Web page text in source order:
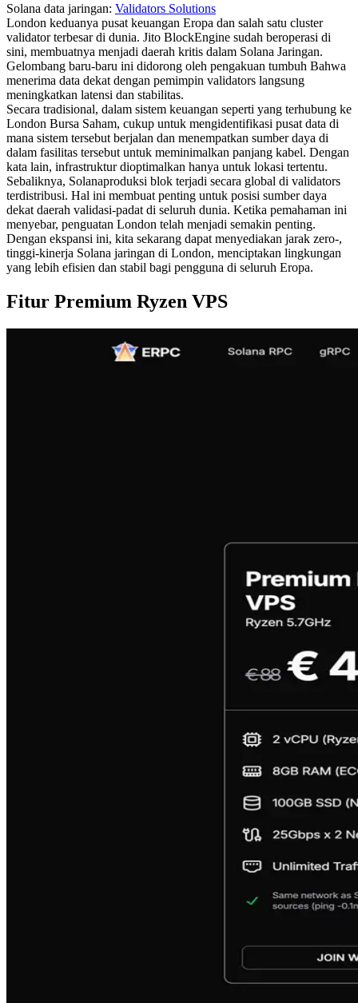
Solana data jaringan: Validators Solutions
London keduanya pusat keuangan Eropa dan salah satu cluster
validator terbesar di dunia. Jito BlockEngine sudah beroperasi di
sini, membuatnya menjadi daerah kritis dalam Solana Jaringan.
Gelombang baru-baru ini didorong oleh pengakuan tumbuh Bahwa
menerima data dekat dengan pemimpin validators langsung
meningkatkan latensi dan stabilitas.
Secara tradisional, dalam sistem keuangan seperti yang terhubung ke
London Bursa Saham, cukup untuk mengidentifikasi pusat data di
mana sistem tersebut berjalan dan menempatkan sumber daya di
dalam fasilitas tersebut untuk meminimalkan panjang kabel. Dengan
kata lain, infrastruktur dioptimalkan hanya untuk lokasi tertentu.
Sebaliknya, Solanaproduksi blok terjadi secara global di validators
terdistribusi. Hal ini membuat penting untuk posisi sumber daya
dekat daerah validasi-padat di seluruh dunia. Ketika pemahaman ini
menyebar, penguatan London telah menjadi semakin penting.
Dengan ekspansi ini, kita sekarang dapat menyediakan jarak zero-,
tinggi-kinerja Solana jaringan di London, menciptakan lingkungan
yang lebih efisien dan stabil bagi pengguna di seluruh Eropa.
Fitur Premium Ryzen VPS